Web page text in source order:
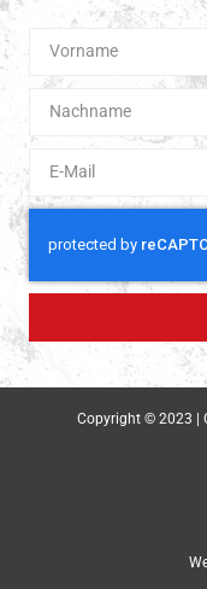
Copyright © 2023 |